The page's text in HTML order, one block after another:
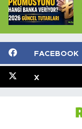
FACEBOOK
X